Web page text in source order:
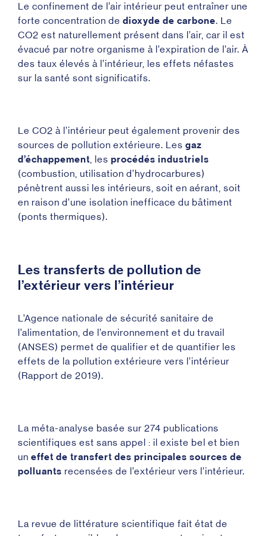
Le confinement de l’air intérieur peut entraîner une
forte concentration de dioxyde de carbone. Le
CO2 est naturellement présent dans l’air, car il est
évacué par notre organisme à l’expiration de l’air. À
des taux élevés à l’intérieur, les effets néfastes
sur la santé sont significatifs.
Le CO2 à l’intérieur peut également provenir des
sources de pollution extérieure. Les gaz
d’échappement, les procédés industriels
(combustion, utilisation d’hydrocarbures)
pénètrent aussi les intérieurs, soit en aérant, soit
en raison d’une isolation inefficace du bâtiment
(ponts thermiques).
Les transferts de pollution de
l’extérieur vers l’intérieur
L’Agence nationale de sécurité sanitaire de
l’alimentation, de l’environnement et du travail
(ANSES) permet de qualifier et de quantifier les
effets de la pollution extérieure vers l’intérieur
(Rapport de 2019).
La méta-analyse basée sur 274 publications
scientifiques est sans appel : il existe bel et bien
un effet de transfert des principales sources de
polluants recensées de l’extérieur vers l’intérieur.
La revue de littérature scientifique fait état de